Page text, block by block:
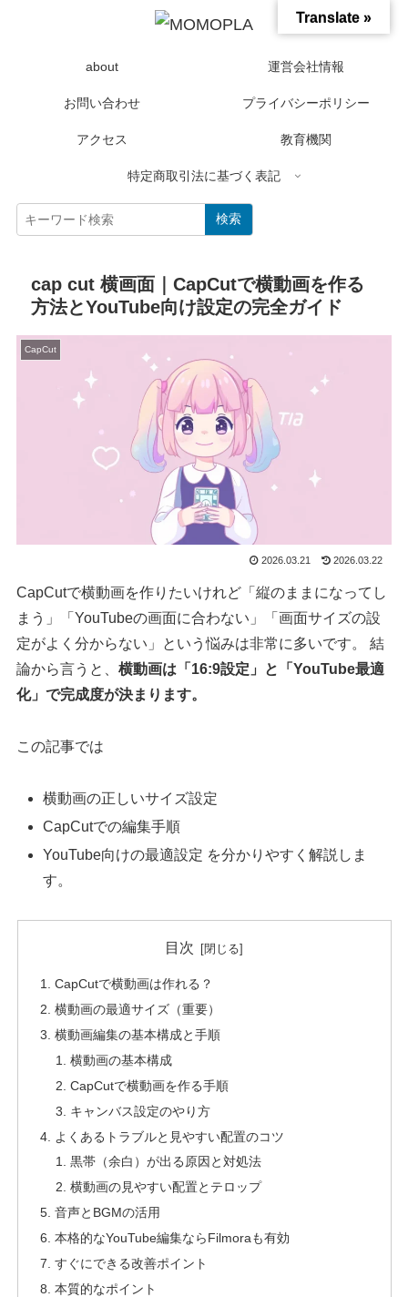
about 運営会社情報
お問い合わせ プライバシーポリシー
アクセス 教育機関
特定商取引法に基づく表記
検索
cap cut 横画面｜CapCutで横動画を作る
方法とYouTube向け設定の完全ガイド
CapCut
2026.03.21 2026.03.22
CapCutで横動画を作りたいけれど「縦のままになってし
まう」「YouTubeの画面に合わない」「画面サイズの設
定がよく分からない」という悩みは非常に多いです。 結
論から言うと、横動画は「16:9設定」と「YouTube最適
化」で完成度が決まります。
この記事では
横動画の正しいサイズ設定
CapCutでの編集手順
YouTube向けの最適設定 を分かりやすく解説しま
す。
目次
CapCutで横動画は作れる？
横動画の最適サイズ（重要）
横動画編集の基本構成と手順
横動画の基本構成
CapCutで横動画を作る手順
キャンバス設定のやり方
よくあるトラブルと見やすい配置のコツ
黒帯（余白）が出る原因と対処法
横動画の見やすい配置とテロップ
音声とBGMの活用
本格的なYouTube編集ならFilmoraも有効
すぐにできる改善ポイント
本質的なポイント
Translate »